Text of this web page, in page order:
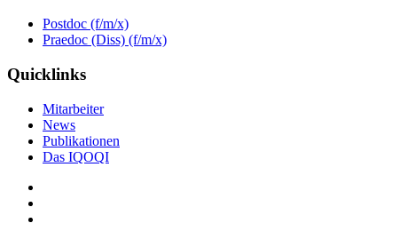
Postdoc (f/m/x)
Praedoc (Diss) (f/m/x)
Quicklinks
Mitarbeiter
News
Publikationen
Das IQOQI